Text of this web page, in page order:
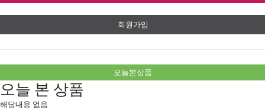
회원가입
오늘본상품
오늘 본 상품
해당내용 없음